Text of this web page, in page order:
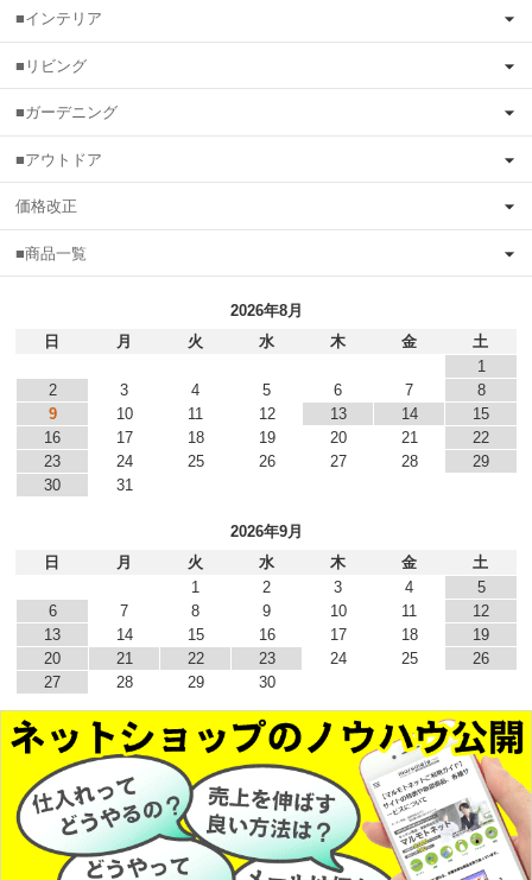
■インテリア
■リビング
■ガーデニング
■アウトドア
価格改正
■商品一覧
2026年8月
日
月 火 水 木 金
土
1
2
3 4 5 6 7
8
9
10 11 12 13 14
15
16
17 18 19 20 21
22
23
24 25 26 27 28
29
30
31
2026年9月
日
月 火 水 木 金
土
1
2 3 4
5
6
7 8 9 10 11
12
13
14 15 16 17 18
19
20
21 22 23 24 25
26
27
28 29 30